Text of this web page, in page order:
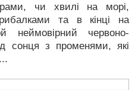
чи хвилі на морі,
та в кінці на
неймовірний червоно-
сонця з променями, які